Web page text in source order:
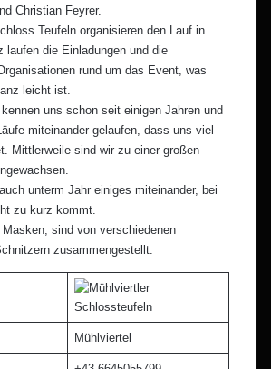
Christian Feyrer.
Teufeln organisieren den Lauf in
laufen die Einladungen und die
rund um das Event, was
leicht ist.
uns schon seit einigen Jahren und
miteinander gelaufen, dass uns viel
Mittlerweile sind wir zu einer großen
unterm Jahr einiges miteinander, bei
zu kurz kommt.
Masken, sind von verschiedenen
zusammengestellt.
Mühlviertel